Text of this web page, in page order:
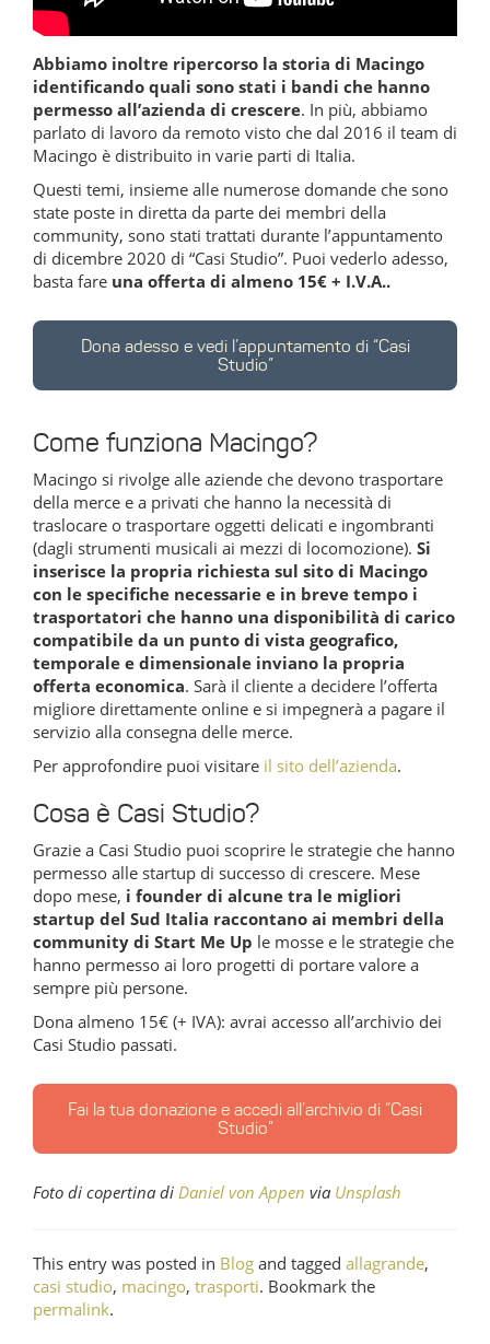
Abbiamo inoltre ripercorso la storia di Macingo
identificando quali sono stati i bandi che hanno
permesso all’azienda di crescere. In più, abbiamo
parlato di lavoro da remoto visto che dal 2016 il team di
Macingo è distribuito in varie parti di Italia.
Questi temi, insieme alle numerose domande che sono
state poste in diretta da parte dei membri della
community, sono stati trattati durante l’appuntamento
di dicembre 2020 di “Casi Studio”. Puoi vederlo adesso,
basta fare una offerta di almeno 15€ + I.V.A..
Dona adesso e vedi l’appuntamento di “Casi
Studio”
Come funziona Macingo?
Macingo si rivolge alle aziende che devono trasportare
della merce e a privati che hanno la necessità di
traslocare o trasportare oggetti delicati e ingombranti
(dagli strumenti musicali ai mezzi di locomozione). Si
inserisce la propria richiesta sul sito di Macingo
con le specifiche necessarie e in breve tempo i
trasportatori che hanno una disponibilità di carico
compatibile da un punto di vista geografico,
temporale e dimensionale inviano la propria
offerta economica. Sarà il cliente a decidere l’offerta
migliore direttamente online e si impegnerà a pagare il
servizio alla consegna delle merce.
Per approfondire puoi visitare il sito dell’azienda.
Cosa è Casi Studio?
Grazie a Casi Studio puoi scoprire le strategie che hanno
permesso alle startup di successo di crescere. Mese
dopo mese, i founder di alcune tra le migliori
startup del Sud Italia raccontano ai membri della
community di Start Me Up le mosse e le strategie che
hanno permesso ai loro progetti di portare valore a
sempre più persone.
Dona almeno 15€ (+ IVA): avrai accesso all’archivio dei
Casi Studio passati.
Fai la tua donazione e accedi all’archivio di “Casi
Studio”
Foto di copertina di Daniel von Appen via Unsplash
This entry was posted in Blog and tagged allagrande,
casi studio, macingo, trasporti. Bookmark the
permalink.